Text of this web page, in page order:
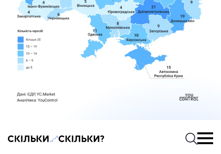
Скільки-скільки? — Медіа про суспільні даніПочати